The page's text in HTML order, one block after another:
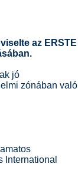
az ERSTE
jó
zónában való
International